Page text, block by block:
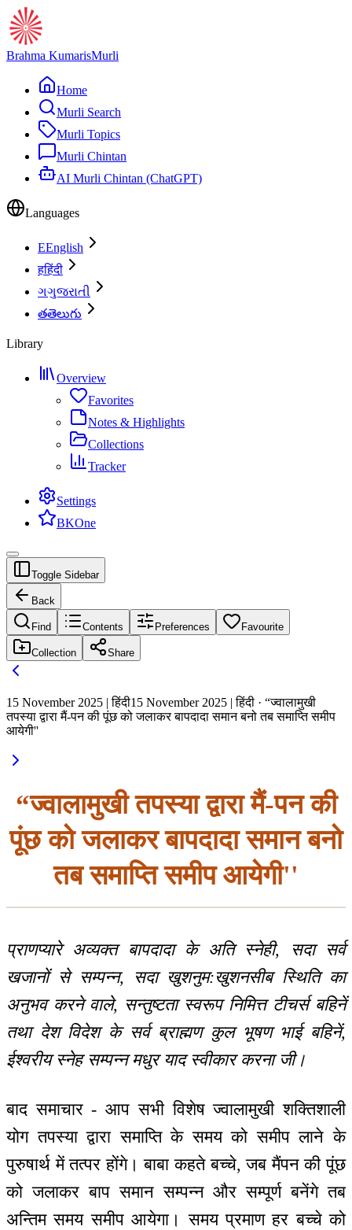
Brahma KumarisMurli
Home
Murli Search
Murli Topics
Murli Chintan
AI Murli Chintan (ChatGPT)
Languages
EEnglish
हहिंदी
ગગુજરાતી
తతెలుగు
Library
Overview
Favorites
Notes & Highlights
Collections
Tracker
Settings
BKOne
Toggle Sidebar
Back
Find Contents Preferences Favourite
Collection Share
15 November 2025 | हिंदी15 November 2025 | हिंदी · “ज्वालामुखी
तपस्या द्वारा मैं-पन की पूंछ को जलाकर बापदादा समान बनो तब समाप्ति समीप
आयेगी''
“ज्वालामुखी तपस्या द्वारा मैं-पन की
पूंछ को जलाकर बापदादा समान बनो
तब समाप्ति समीप आयेगी''
प्राणप्यारे अव्यक्त बापदादा के अति स्नेही, सदा सर्व
खजानों से सम्पन्न, सदा खुशनुम:खुशनसीब स्थिति का
अनुभव करने वाले, सन्तुष्टता स्वरूप निमित्त टीचर्स बहिनें
तथा देश विदेश के सर्व ब्राह्मण कुल भूषण भाई बहिनें,
ईश्वरीय स्नेह सम्पन्न मधुर याद स्वीकार करना जी।
बाद समाचार - आप सभी विशेष ज्वालामुखी शक्तिशाली
योग तपस्या द्वारा समाप्ति के समय को समीप लाने के
पुरुषार्थ में तत्पर होंगे। बाबा कहते बच्चे, जब मैंपन की पूंछ
को जलाकर बाप समान सम्पन्न और सम्पूर्ण बनेंगे तब
अन्तिम समय समीप आयेगा। समय प्रमाण हर बच्चे को